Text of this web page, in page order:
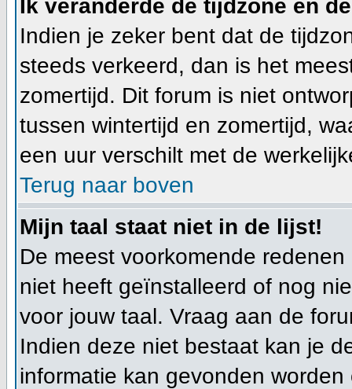
Ik veranderde de tijdzone en
Indien je zeker bent dat de
steeds verkeerd, dan is het
zomertijd. Dit forum is niet
tussen wintertijd en zomertijd,
een uur verschilt met de
Terug naar boven
Mijn taal staat niet in de lijst!
De meest voorkomende
niet heeft geïnstalleerd of nog
voor jouw taal. Vraag aan de
Indien deze niet bestaat kan je
informatie kan gevonden